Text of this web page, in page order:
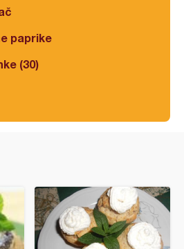
paprike
(30)